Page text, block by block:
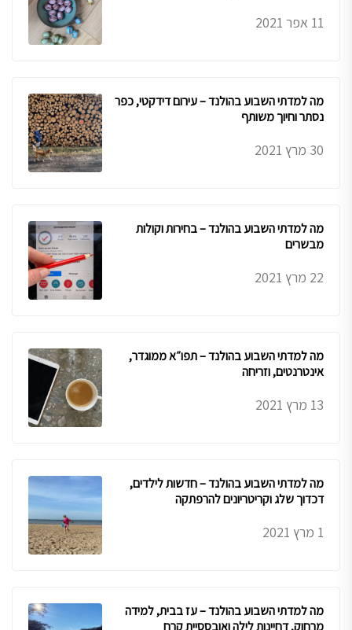
11 אפר 2021
מה למדתי השבוע בהולנד – עירום דידקטי, כפר
נסתר וחיוך משותף
30 מרץ 2021
מה למדתי השבוע בהולנד – בחירות וקולות
מבשרים
22 מרץ 2021
מה למדתי השבוע בהולנד – תפו״א ממוגדר,
אינטרנטים, וזריחה
13 מרץ 2021
מה למדתי השבוע בהולנד – חדשות לילדים,
דכדוך שלג וקריטריונים להרפתקה
1 מרץ 2021
מה למדתי השבוע בהולנד – עז בבית, למידה